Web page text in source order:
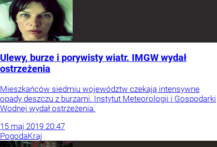
Ulewy, burze i porywisty wiatr. IMGW wydał
ostrzeżenia
Mieszkańców siedmiu województw czekają intensywne
opady deszczu z burzami. Instytut Meteorologii i Gospodarki
Wodnej wydał ostrzeżenia.
15 maj 2019 20:47
PogodaKraj